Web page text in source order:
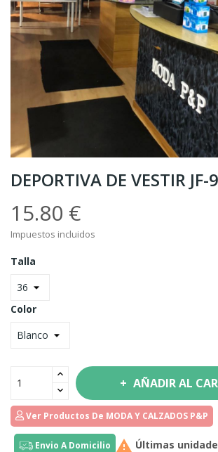
DEPORTIVA DE VESTIR JF-
15.80 €
Impuestos incluidos
Talla
Color
AÑADIR AL
Ver Productos De MODA Y CALZADOS P&P
Envio A Domicilio  Últimas